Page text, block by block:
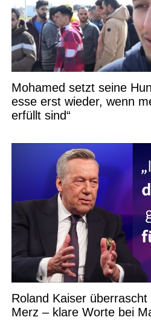
Mohamed setzt seine
esse erst wieder, wenn
erfüllt sind“
Roland Kaiser
Merz – klare Worte bei